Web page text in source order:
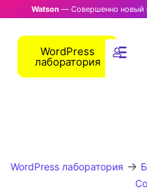
Watson— Совершенно новый
WordPress
лаборатория
WordPress лаборатория →